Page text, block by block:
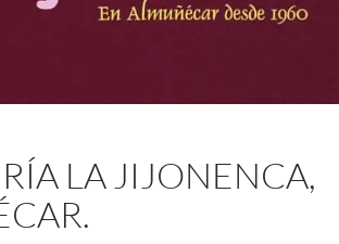
LA JIJONENCA,